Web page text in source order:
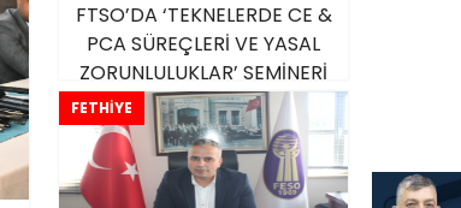
FTSO’DA ‘TEKNELERDE CE &
PCA SÜREÇLERİ VE YASAL
ZORUNLULUKLAR’ SEMİNERİ
DÜZENLENDİ
FETHİYE